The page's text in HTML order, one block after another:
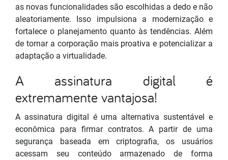
as novas funcionalidades são escolhidas a dedo e não
aleatoriamente. Isso impulsiona a modernização e
fortalece o planejamento quanto às tendências. Além
de tornar a corporação mais proativa e potencializar a
adaptação a virtualidade.
A assinatura digital é
extremamente vantajosa!
A assinatura digital é uma alternativa sustentável e
econômica para firmar contratos. A partir de uma
segurança baseada em criptografia, os usuários
acessam seu conteúdo armazenado de forma